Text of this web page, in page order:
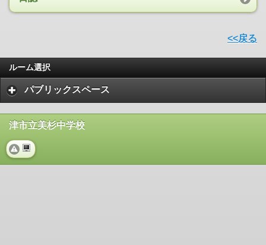
<<戻る
ルーム選択
パブリックスペース
津市立美杉中学校